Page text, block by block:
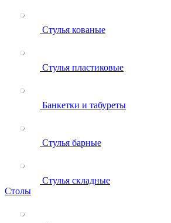
Стулья кованые
Стулья пластиковые
Банкетки и табуреты
Стулья барные
Стулья складные
Столы